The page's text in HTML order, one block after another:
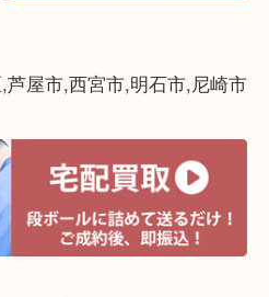
いる方は、こちらをスマホ